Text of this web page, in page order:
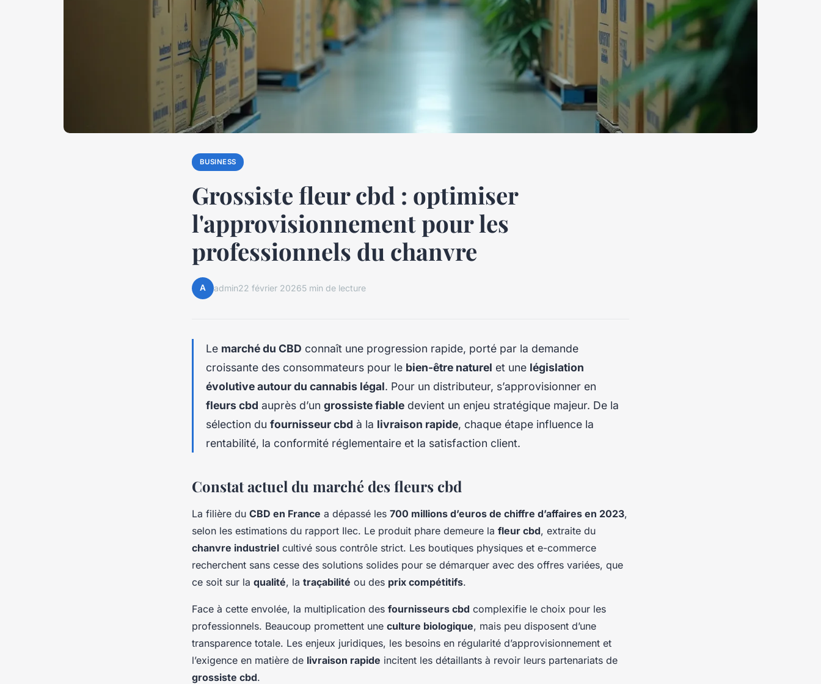
BUSINESS
Grossiste fleur cbd : optimiser
l'approvisionnement pour les
professionnels du chanvre
A admin22 février 20265 min de lecture
Le marché du CBD connaît une progression rapide, porté par la demande
croissante des consommateurs pour le bien-être naturel et une législation
évolutive autour du cannabis légal. Pour un distributeur, s’approvisionner en
fleurs cbd auprès d’un grossiste fiable devient un enjeu stratégique majeur. De la
sélection du fournisseur cbd à la livraison rapide, chaque étape influence la
rentabilité, la conformité réglementaire et la satisfaction client.
Constat actuel du marché des fleurs cbd
La filière du CBD en France a dépassé les 700 millions d’euros de chiffre d’affaires en 2023,
selon les estimations du rapport Ilec. Le produit phare demeure la fleur cbd, extraite du
chanvre industriel cultivé sous contrôle strict. Les boutiques physiques et e-commerce
recherchent sans cesse des solutions solides pour se démarquer avec des offres variées, que
ce soit sur la qualité, la traçabilité ou des prix compétitifs.
Face à cette envolée, la multiplication des fournisseurs cbd complexifie le choix pour les
professionnels. Beaucoup promettent une culture biologique, mais peu disposent d’une
transparence totale. Les enjeux juridiques, les besoins en régularité d’approvisionnement et
l’exigence en matière de livraison rapide incitent les détaillants à revoir leurs partenariats de
grossiste cbd.